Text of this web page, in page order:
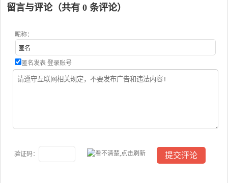
留言与评论（共有 0 条评论）
昵称：
匿名发表 登录账号
验证码：